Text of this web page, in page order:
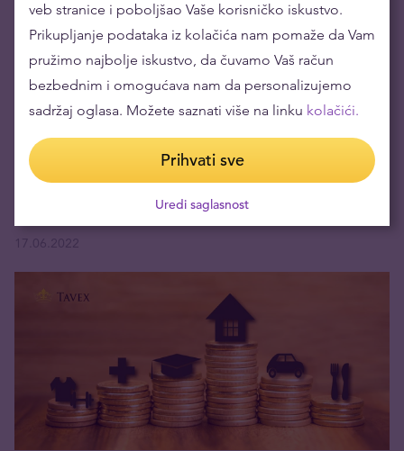
Čemu nas uči rastući potrošački dug i šta raditi sa
17.06.2022
veb stranice i poboljšao Vaše korisničko iskustvo.
Prikupljanje podataka iz kolačića nam pomaže da Vam
pružimo najbolje iskustvo, da čuvamo Vaš račun
bezbednim i omogućava nam da personalizujemo
sadržaj oglasa. Možete saznati više na linku kolačići.
Prihvati sve
Uredi saglasnost